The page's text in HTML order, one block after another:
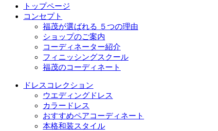
トップページ
コンセプト
福茂が選ばれる ５つの理由
ショップのご案内
コーディネーター紹介
フィニッシングスクール
福茂のコーディネート
ドレスコレクション
ウエディングドレス
カラードレス
おすすめペアコーディネート
本格和装スタイル